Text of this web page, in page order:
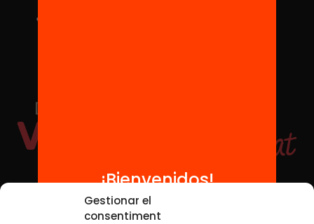
Gestionar el
consentiment
Redes sociales
¡Bienvenidos!